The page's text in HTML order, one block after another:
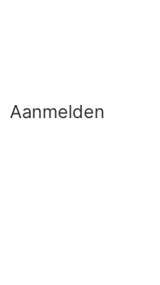
Aanmelden